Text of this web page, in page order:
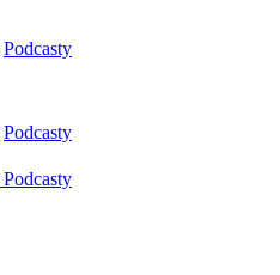
Podcasty
Podcasty
Podcasty